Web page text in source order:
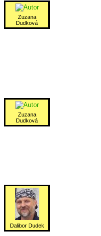
Zuzana
Dudková
Zuzana
Dudková
Dalibor Dudek